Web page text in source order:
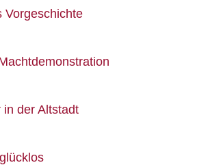
Vorgeschichte
in der Altstadt